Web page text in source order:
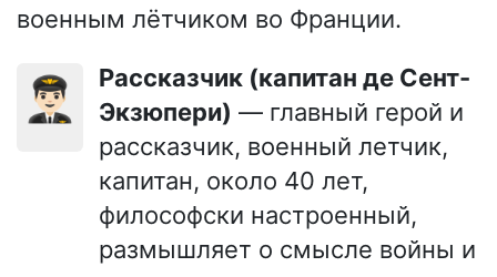
военным лётчиком во Франции.
👨🏻‍✈️
Рассказчик (капитан де Сент-
Экзюпери) — главный герой и
рассказчик, военный летчик,
капитан, около 40 лет,
философски настроенный,
размышляет о смысле войны и